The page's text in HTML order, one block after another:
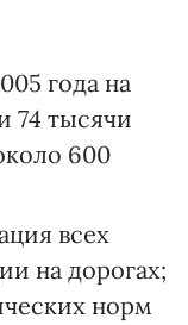
года на
74 тысячи
600
всех
на дорогах;
норм